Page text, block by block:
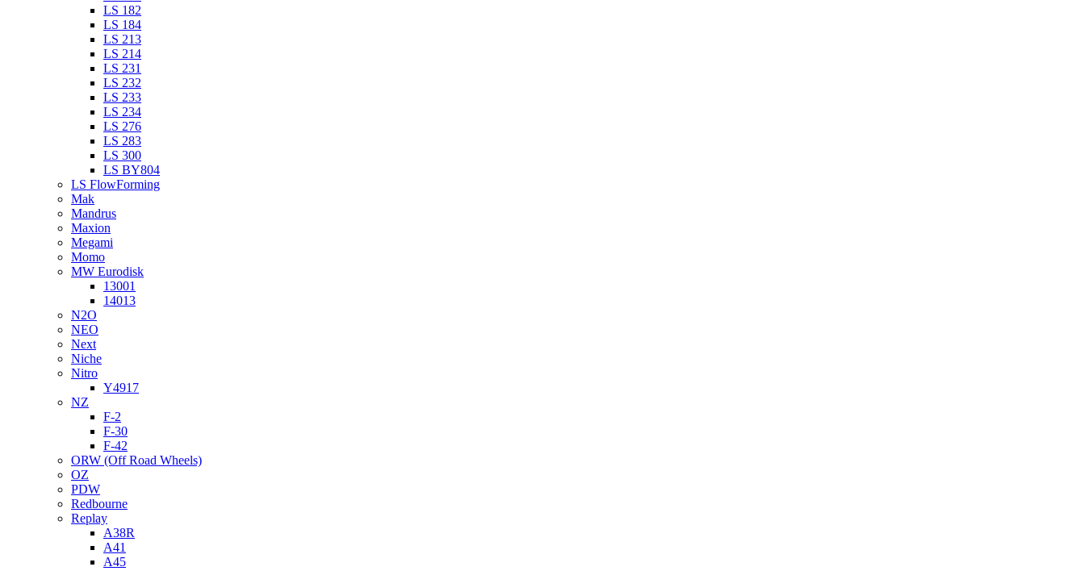
LS 182
LS 184
LS 213
LS 214
LS 231
LS 232
LS 233
LS 234
LS 276
LS 283
LS 300
LS BY804
LS FlowForming
Mak
Mandrus
Maxion
Megami
Momo
MW Eurodisk
13001
14013
N2O
NEO
Next
Niche
Nitro
Y4917
NZ
F-2
F-30
F-42
ORW (Off Road Wheels)
OZ
PDW
Redbourne
Replay
A38R
A41
A45